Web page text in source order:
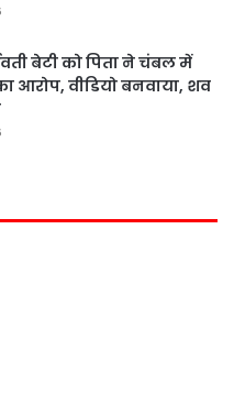
बेटी को पिता ने चंबल में
आरोप, वीडियो बनवाया, शव